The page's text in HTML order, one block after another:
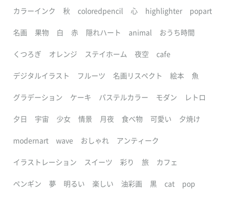
カラーインク 秋 coloredpencil 心 highlighter popart
名画 果物 白 赤 隠れハート animal おうち時間
くつろぎ オレンジ ステイホーム 夜空 cafe
デジタルイラスト フルーツ 名画リスペクト 絵本 魚
グラデーション ケーキ パステルカラー モダン レトロ
夕日 宇宙 少女 情景 月夜 食べ物 可愛い 夕焼け
modernart wave おしゃれ アンティーク
イラストレーション スイーツ 彩り 旅 カフェ
ペンギン 夢 明るい 楽しい 油彩画 黒 cat pop